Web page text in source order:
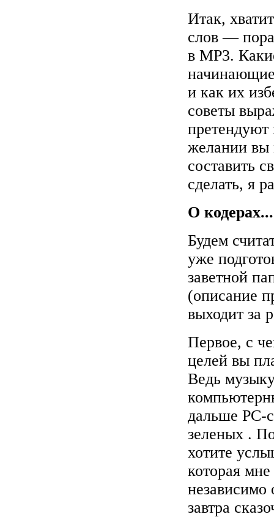
Итак,
слов —
в MP3.
начинающие
и как их
советы
желании вы
составить
сделать, я
О кодерах...
Будем
уже
заветной
(описание
выходит за
Первое, с
целей вы
Ведь
дальше PC-
зеленых .
хотите
которая
независимо
завтра